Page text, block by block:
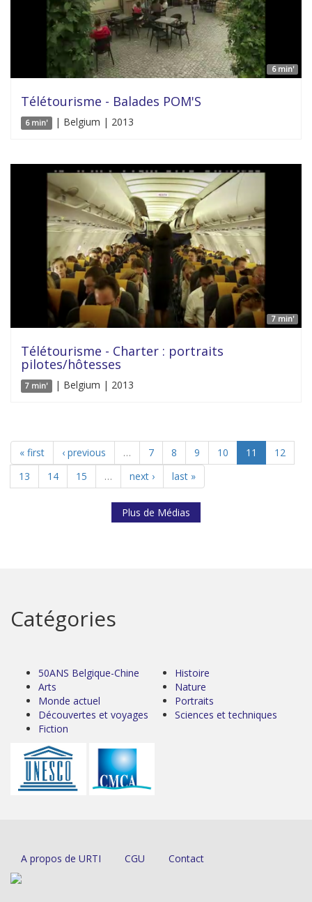
6 min'
Télétourisme - Balades POM'S
6 min' | Belgium | 2013
7 min'
Télétourisme - Charter : portraits
pilotes/hôtesses
7 min' | Belgium | 2013
« first ‹ previous … 7 8 9 10 11
12
13
14 15 … next › last »
Plus de Médias
Catégories
50ANS Belgique-Chine
Arts
Monde actuel
Découvertes et voyages
Fiction
Histoire
Nature
Portraits
Sciences et techniques
A propos de URTI CGU Contact